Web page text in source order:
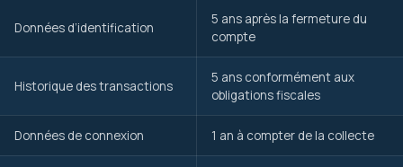
Données d’identification
5 ans après la fermeture du
compte
Historique des transactions
5 ans conformément aux
obligations fiscales
Données de connexion 1 an à compter de la collecte